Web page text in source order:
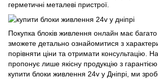
герметичні металеві пристрої.
Покупка блоків живлення онлайн має
зможете детально ознайомитися з
порівняти ціни та отримати консультацію.
пропонує лише якісну продукцію з
купити блоки живлення 24v у Дніпрі, ми